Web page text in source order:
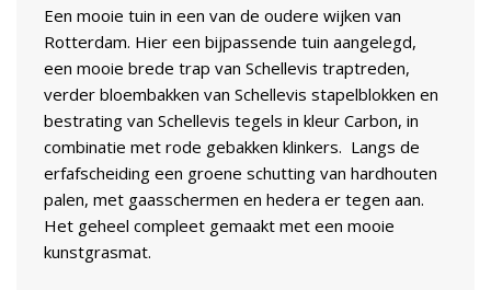
Een mooie tuin in een van de oudere wijken van
Rotterdam. Hier een bijpassende tuin aangelegd,
een mooie brede trap van Schellevis traptreden,
verder bloembakken van Schellevis stapelblokken en
bestrating van Schellevis tegels in kleur Carbon, in
combinatie met rode gebakken klinkers. Langs de
erfafscheiding een groene schutting van hardhouten
palen, met gaasschermen en hedera er tegen aan.
Het geheel compleet gemaakt met een mooie
kunstgrasmat.